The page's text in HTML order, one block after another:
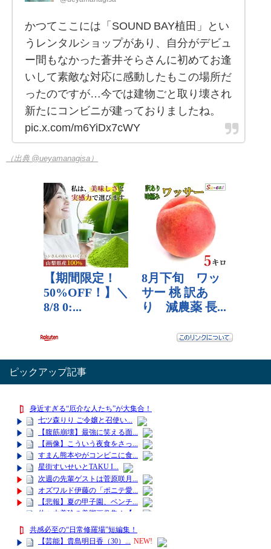
かつてここには「SOUND BAY植田」とい
うレンタルショップがあり、自分がデビュ
ー間もなかった蒼井そらさんに初めてお逢
いして素敵な対応に感動したもこの場所だ
ったのですが…今では建物ごと取り壊され
新たにコンビニが建っておりましたね。
pic.x.com/m6YiDx7cWY
（出典 @ueyamanagisa）
ピックアップ記事